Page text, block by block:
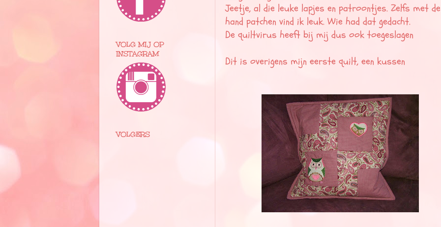
Jeetje, al die leuke lapjes en patroontjes. Zelfs met de
hand patchen vind ik leuk. Wie had dat gedacht.
De quiltvirus heeft bij mij dus ook toegeslagen
Dit is overigens mijn eerste quilt, een kussen
VOLG MIJ OP
INSTAGRAM
VOLGERS